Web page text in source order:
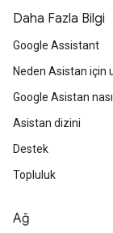
Daha Fazla Bilgi
Google Assistant
Neden Asistan için
Google Asistan nasıl
Asistan dizini
Destek
Topluluk
Ağ